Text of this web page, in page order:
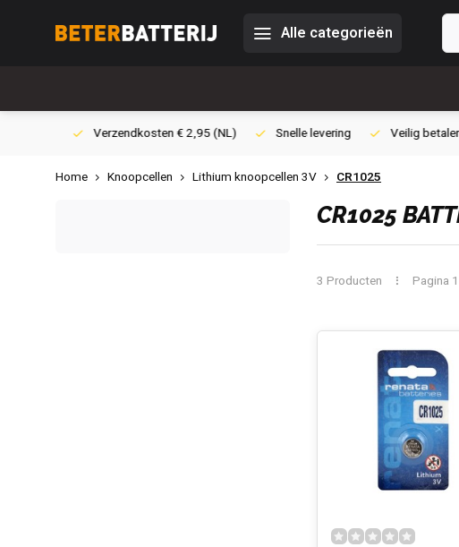
Alle categorieën
Verzendkosten € 2,95 (NL) Snelle levering Veilig betalen
Home Knoopcellen Lithium knoopcellen 3V CR1025
CR1025
3 Producten Pagina